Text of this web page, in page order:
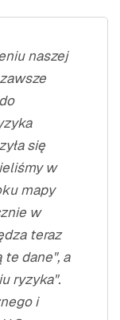
naszej
się
w
mapy
w
teraz
dane", a
ryzyka".
i